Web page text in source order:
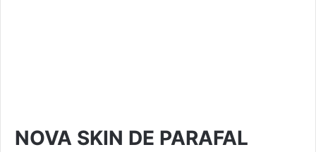
NOVA SKIN DE PARAFAL